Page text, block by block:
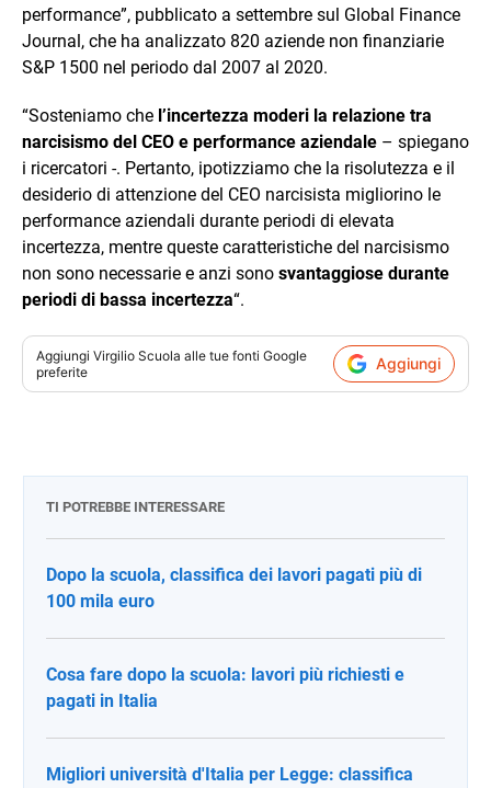
performance”, pubblicato a settembre sul Global Finance
Journal, che ha analizzato 820 aziende non finanziarie
S&P 1500 nel periodo dal 2007 al 2020.
“Sosteniamo che l’incertezza moderi la relazione tra
narcisismo del CEO e performance aziendale – spiegano
i ricercatori -. Pertanto, ipotizziamo che la risolutezza e il
desiderio di attenzione del CEO narcisista migliorino le
performance aziendali durante periodi di elevata
incertezza, mentre queste caratteristiche del narcisismo
non sono necessarie e anzi sono svantaggiose durante
periodi di bassa incertezza“.
Aggiungi Virgilio Scuola alle tue fonti Google
preferite
Aggiungi
TI POTREBBE INTERESSARE
Dopo la scuola, classifica dei lavori pagati più di
100 mila euro
Cosa fare dopo la scuola: lavori più richiesti e
pagati in Italia
Migliori università d'Italia per Legge: classifica